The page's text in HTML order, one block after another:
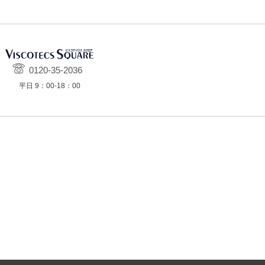
0120-35-2036
平日 9：00-18：00